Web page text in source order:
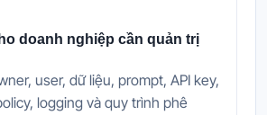
doanh nghiệp cần quản trị
user, dữ liệu, prompt, API key,
logging và quy trình phê